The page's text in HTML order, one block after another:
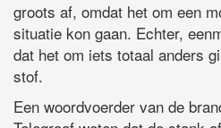
groots af, omdat het om een
situatie kon gaan. Echter,
dat het om iets totaal anders
stof.
Een woordvoerder van de